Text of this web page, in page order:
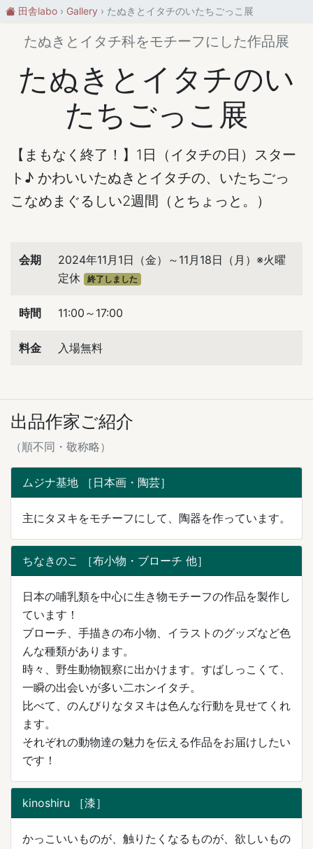
田舎labo Gallery たぬきとイタチのいたちごっこ展
たぬきとイタチ科をモチーフにした作品展
たぬきとイタチのい
たちごっこ展
【まもなく終了！】1日（イタチの日）スター
ト♪ かわいいたぬきとイタチの、いたちごっ
こなめまぐるしい2週間（とちょっと。）
会期
2024年11月1日（金）～11月18日（月）※火曜
定休
終了しました
時間 11:00～17:00
料金 入場無料
出品作家ご紹介
（順不同・敬称略）
ムジナ基地 ［日本画・陶芸］
主にタヌキをモチーフにして、陶器を作っています。
ちなきのこ ［布小物・ブローチ 他］
日本の哺乳類を中心に生き物モチーフの作品を製作し
ています！
ブローチ、手描きの布小物、イラストのグッズなど色
んな種類があります。
時々、野生動物観察に出かけます。すばしっこくて、
一瞬の出会いが多い二ホンイタチ。
比べて、のんびりなタヌキは色んな行動を見せてくれ
ます。
それぞれの動物達の魅力を伝える作品をお届けしたい
です！
kinoshiru ［漆］
かっこいいものが、触りたくなるものが、欲しいもの